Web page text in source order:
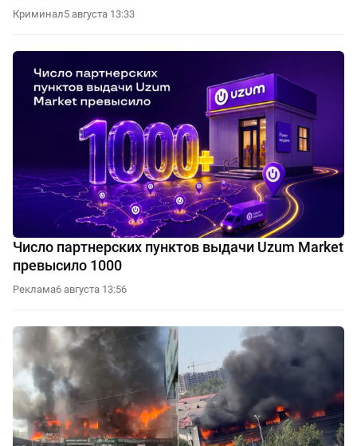
Криминал5 августа 13:33
Число партнерских пунктов выдачи Uzum Market
превысило 1000
Реклама6 августа 13:56